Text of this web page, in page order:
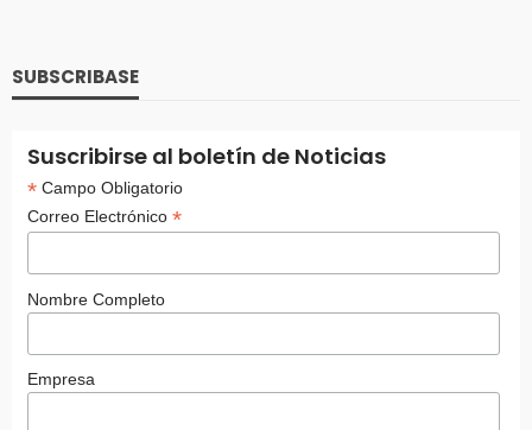
SUBSCRIBASE
Suscribirse al boletín de Noticias
*Campo Obligatorio
Correo Electrónico *
Nombre Completo
Empresa